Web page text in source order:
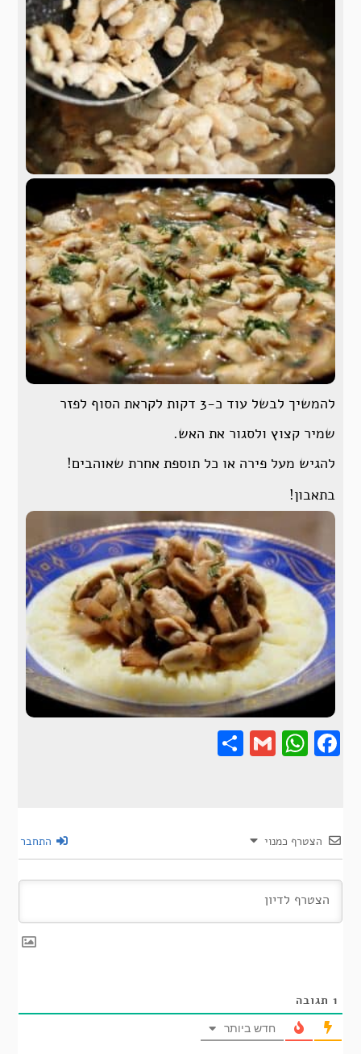
להמשיך לבשל עוד כ-3 דקות לקראת הסוף לפזר
שמיר קצוץ ולסגור את האש.
להגיש מעל פירה או כל תוספת אחרת שאוהבים!
בתאבון!
Gmail
Share
הצטרף כמנוי התחבר
1 תגובה
חדש ביותר